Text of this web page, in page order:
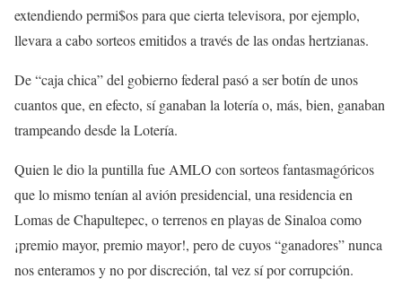
extendiendo permi$os para que cierta televisora, por ejemplo,
llevara a cabo sorteos emitidos a través de las ondas hertzianas.
De “caja chica” del gobierno federal pasó a ser botín de unos
cuantos que, en efecto, sí ganaban la lotería o, más, bien, ganaban
trampeando desde la Lotería.
Quien le dio la puntilla fue AMLO con sorteos fantasmagóricos
que lo mismo tenían al avión presidencial, una residencia en
Lomas de Chapultepec, o terrenos en playas de Sinaloa como
¡premio mayor, premio mayor!, pero de cuyos “ganadores” nunca
nos enteramos y no por discreción, tal vez sí por corrupción.